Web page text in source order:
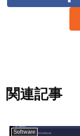
関連記事
Software